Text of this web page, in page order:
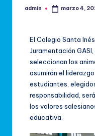
admin marzo 4,
El Colegio Santa
Juramentación
seleccionan los
asumirán el
estudiantes,
responsabilidad,
los valores
educativa.